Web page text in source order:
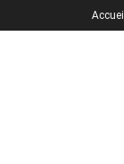
Accueil